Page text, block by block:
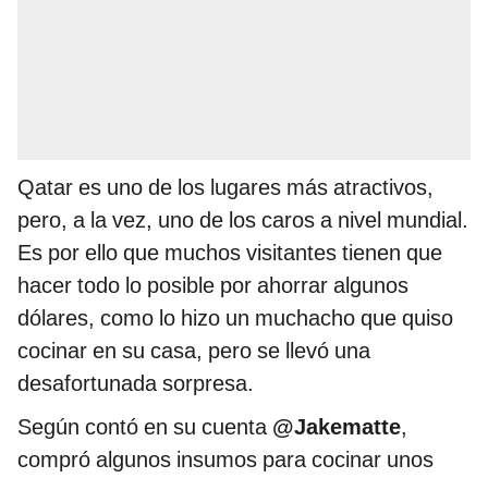
Qatar es uno de los lugares más atractivos,
pero, a la vez, uno de los caros a nivel mundial.
Es por ello que muchos visitantes tienen que
hacer todo lo posible por ahorrar algunos
dólares, como lo hizo un muchacho que quiso
cocinar en su casa, pero se llevó una
desafortunada sorpresa.
Según contó en su cuenta @Jakematte,
compró algunos insumos para cocinar unos